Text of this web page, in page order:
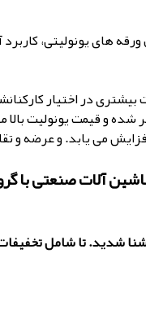
های یونولیتی، کاربرد
در اختیار
شده و قیمت یونولیت بالا
می یابد. و عرضه و
آلات صنعتی با
شدید. تا شامل